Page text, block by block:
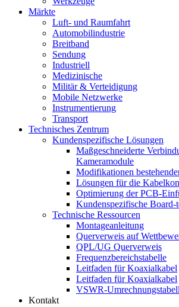
Märkte
Luft- und Raumfahrt
Automobilindustrie
Breitband
Sendung
Industriell
Medizinische
Militär & Verteidigung
Mobile Netzwerke
Instrumentierung
Transport
Technisches Zentrum
Kundenspezifische Lösungen
Maßgeschneiderte
Kameramodule
Modifikationen
Lösungen für die
Optimierung der PCB-
Kundenspezifische
Technische Ressourcen
Montageanleitung
Querverweis auf
QPL/UG Querverweis
Frequenzbereichstabelle
Leitfaden für Koaxialkabel
Leitfaden für Koaxialkabel
VSWR-
Kontakt